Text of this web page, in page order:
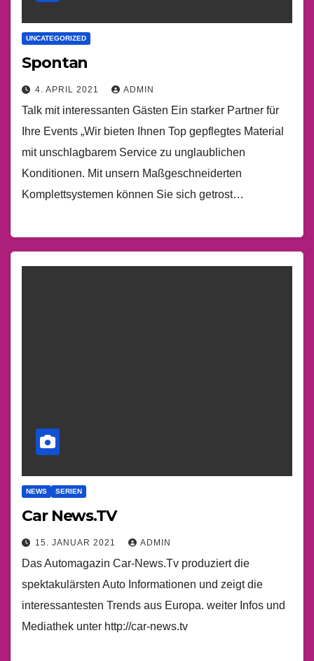
UNCATEGORIZED
Spontan
4. APRIL 2021 ADMIN
Talk mit interessanten Gästen Ein starker Partner für
Ihre Events „Wir bieten Ihnen Top gepflegtes Material
mit unschlagbarem Service zu unglaublichen
Konditionen. Mit unsern Maßgeschneiderten
Komplettsystemen können Sie sich getrost…
NEWS SERIEN
Car News.TV
15. JANUAR 2021 ADMIN
Das Automagazin Car-News.Tv produziert die
spektakulärsten Auto Informationen und zeigt die
interessantesten Trends aus Europa. weiter Infos und
Mediathek unter http://car-news.tv